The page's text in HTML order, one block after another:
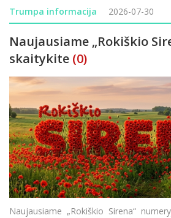
kviečiami atsakyti į klausimus apie
padėtį ir vartojimo planus. Tyrimo
Trumpa informacija 2026-07-30
Naujausiame „Rokiškio
skaitykite (0)
Naujausiame „Rokiškio Sirena“